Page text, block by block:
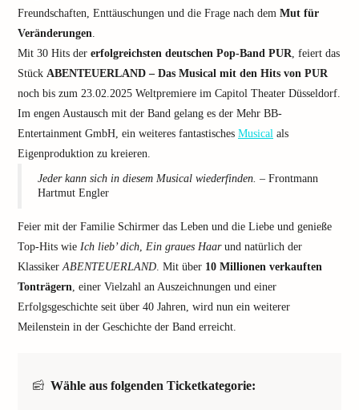
Freundschaften, Enttäuschungen und die Frage nach dem Mut für
Veränderungen.
Mit 30 Hits der erfolgreichsten deutschen Pop-Band PUR, feiert das
Stück ABENTEUERLAND – Das Musical mit den Hits von PUR
noch bis zum 23.02.2025 Weltpremiere im Capitol Theater Düsseldorf.
Im engen Austausch mit der Band gelang es der Mehr BB-
Entertainment GmbH, ein weiteres fantastisches Musical als
Eigenproduktion zu kreieren.
Jeder kann sich in diesem Musical wiederfinden. – Frontmann
Hartmut Engler
Feier mit der Familie Schirmer das Leben und die Liebe und genieße
Top-Hits wie Ich lieb’ dich, Ein graues Haarund natürlich der
KlassikerABENTEUERLAND. Mit über 10 Millionen verkauften
Tonträgern, einer Vielzahl an Auszeichnungen und einer
Erfolgsgeschichte seit über 40 Jahren, wird nun ein weiterer
Meilenstein in der Geschichte der Band erreicht.
Wähle aus folgenden Ticketkategorie: